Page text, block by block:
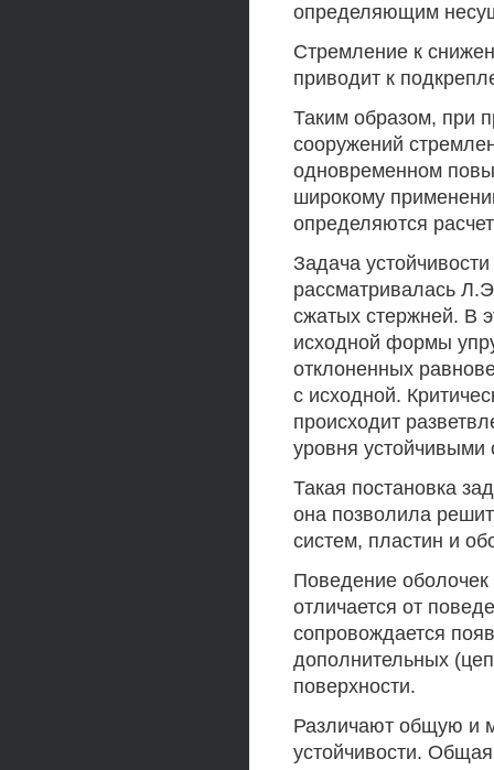
определяющим
Стремление к
приводит к
Таким образом, при
сооружений
одновременном
широкому
определяются
Задача
рассматривалась
сжатых стержней. В
исходной формы
отклоненных
с исходной.
происходит
уровня
Такая постановка
она позволила
систем, пластин и
Поведение оболочек
отличается от
сопровождается
дополнительных
поверхности.
Различают общую и
устойчивости. Общая